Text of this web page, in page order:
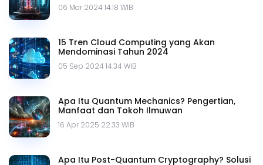
06 Mar 2024 14.18 WIB
15 Tren Cloud Computing yang Akan
Mendominasi Tahun 2024
05 Sep 2024 14.34 WIB
Apa Itu Quantum Mechanics? Pengertian,
Manfaat dan Tokoh Ilmuwan
16 Apr 2025 22.33 WIB
Apa Itu Post-Quantum Cryptography? Solusi